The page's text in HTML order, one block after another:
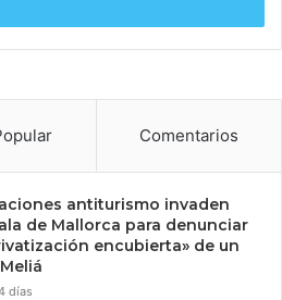
Comentarios
antiturismo invaden
de Mallorca para denunciar
encubierta» de un
días